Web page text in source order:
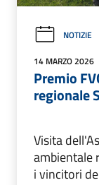
NOTIZIE
14 MARZO 2026
Premio
regionale
Visita
ambientale
i vincitori